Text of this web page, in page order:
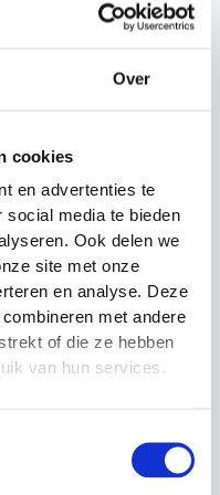
Over
cookies
en advertenties te
social media te bieden
Ook delen we
site met onze
en analyse. Deze
met andere
of die ze hebben
van hun services.
moeten zich
horden heen te
de grond-
het
Mini Horden?
het belangrijk om op
Bepaal of u
bewegingen